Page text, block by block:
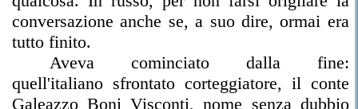
conversazione anche se, a suo dire, ormai era
tutto finito.
Aveva cominciato dalla fine:
quell'italiano sfrontato corteggiatore, il conte
Galeazzo Boni Visconti, nome senza dubbio